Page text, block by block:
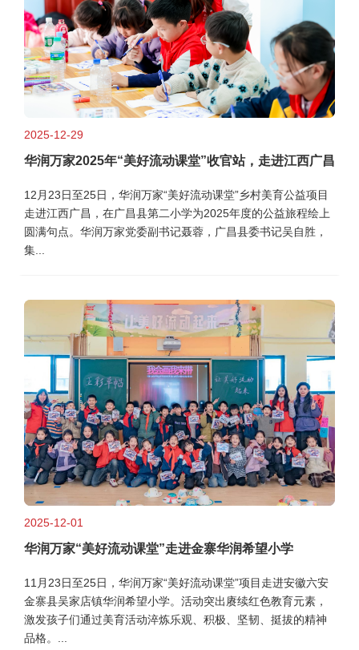
2025-12-29
华润万家2025年“美好流动课堂”收官站，走进江西广昌
12月23日至25日，华润万家“美好流动课堂”乡村美育公益项目
走进江西广昌，在广昌县第二小学为2025年度的公益旅程绘上
圆满句点。华润万家党委副书记聂蓉，广昌县委书记吴自胜，
集...
2025-12-01
华润万家“美好流动课堂”走进金寨华润希望小学
11月23日至25日，华润万家“美好流动课堂”项目走进安徽六安
金寨县吴家店镇华润希望小学。活动突出赓续红色教育元素，
激发孩子们通过美育活动淬炼乐观、积极、坚韧、挺拔的精神
品格。...